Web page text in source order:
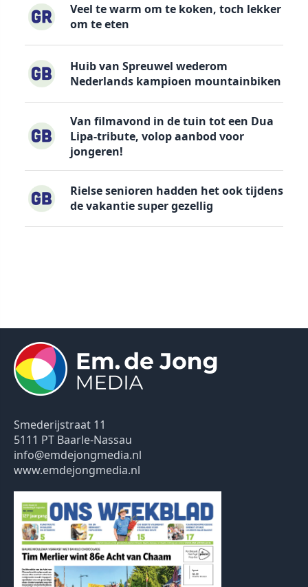
Veel te warm om te koken, toch lekker
om te eten
Huib van Spreuwel wederom
Nederlands kampioen mountainbiken
Van filmavond in de tuin tot een Dua
Lipa-tribute, volop aanbod voor
jongeren!
Rielse senioren hadden het ook tijdens
de vakantie super gezellig
Smederijstraat 11
5111 PT Baarle-Nassau
info@emdejongmedia.nl
www.emdejongmedia.nl